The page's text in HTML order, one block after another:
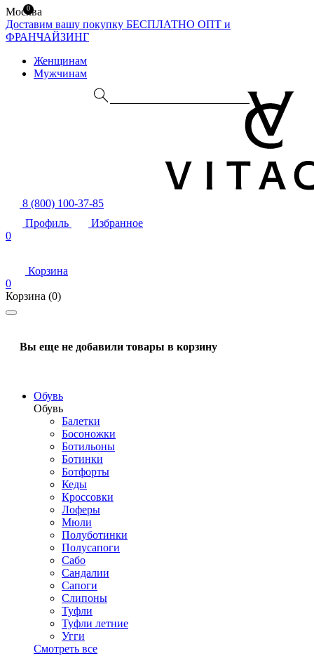
Москва
Доставим вашу покупку БЕСПЛАТНО ОПТ и
ФРАНЧАЙЗИНГ
Женщинам
Мужчинам
8 (800) 100-37-85
Профиль
Избранное
0
Корзина
0
Корзина (0)
Вы еще не добавили товары в корзину
Обувь
Обувь
Балетки
Босоножки
Ботильоны
Ботинки
Ботфорты
Кеды
Кроссовки
Лоферы
Мюли
Полуботинки
Полусапоги
Сабо
Сандалии
Сапоги
Слипоны
Туфли
Туфли летние
Угги
Смотреть все
0